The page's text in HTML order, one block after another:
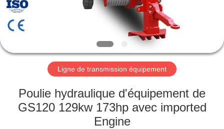
À
PROPOS
DE
NOUS
VISITE
DE
Ligne de transmission équipement
Poulie hydraulique d'équipement de
GS120 129kw 173hp avec imported
Engine